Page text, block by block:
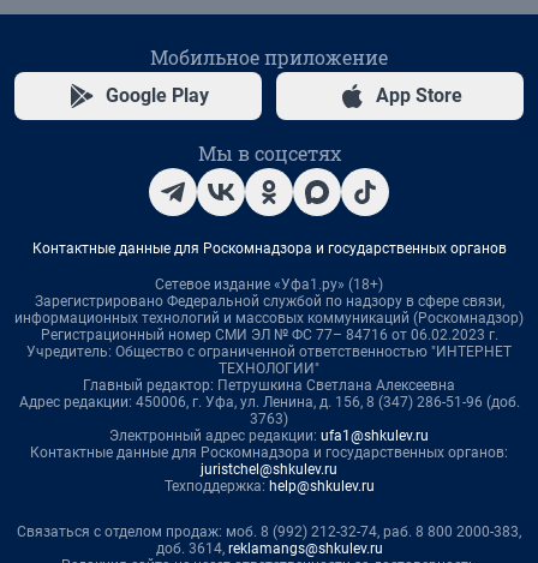
Мобильное приложение
Google Play App Store
Мы в соцсетях
Контактные данные для Роскомнадзора и государственных органов
Сетевое издание «Уфа1.ру» (18+)
Зарегистрировано Федеральной службой по надзору в сфере связи,
информационных технологий и массовых коммуникаций (Роскомнадзор)
Регистрационный номер СМИ ЭЛ № ФС 77– 84716 от 06.02.2023 г.
Учредитель: Общество с ограниченной ответственностью "ИНТЕРНЕТ
ТЕХНОЛОГИИ"
Главный редактор: Петрушкина Светлана Алексеевна
Адрес редакции: 450006, г. Уфа, ул. Ленина, д. 156, 8 (347) 286-51-96 (доб.
3763)
Электронный адрес редакции: ufa1@shkulev.ru
Контактные данные для Роскомнадзора и государственных органов:
juristchel@shkulev.ru
Техподдержка: help@shkulev.ru
Связаться с отделом продаж: моб. 8 (992) 212-32-74, раб. 8 800 2000-383,
доб. 3614, reklamangs@shkulev.ru